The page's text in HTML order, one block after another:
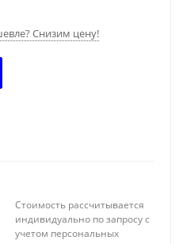
Снизим цену!
Стоимость рассчитывается
индивидуально по запросу с
учетом персональных